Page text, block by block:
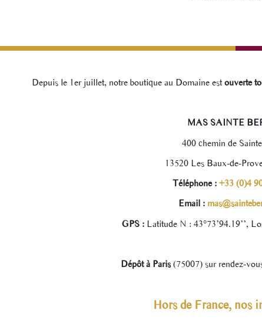
Depuis le 1er juillet, notre boutique au Domaine estouverte
MAS SAINTE
400 chemin de
13520 Les Baux-de-
Téléphone : +33 (0)4
Email :
GPS :Latitude N : 43°73’94.19’’,
Dépôt à Paris(75007) sur rendez-
Hors de France, nos